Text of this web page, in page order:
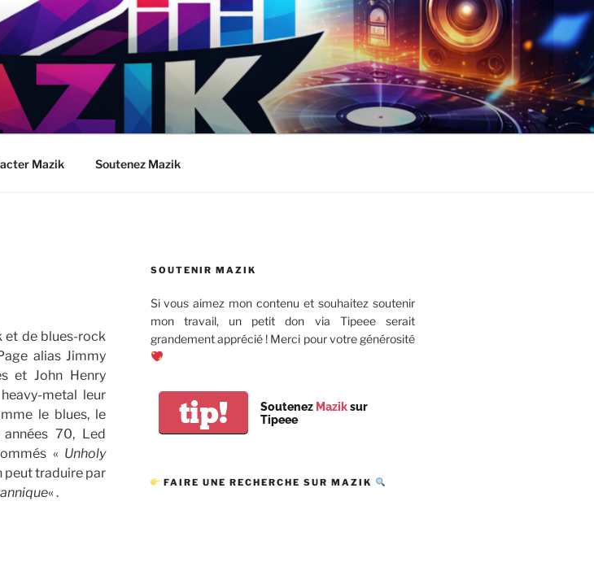
Mazik Soutenez Mazik
et de blues-rock
alias Jimmy
et John Henry
metal leur
le blues, le
70, Led
« Unholy
peut traduire par
« .
SOUTENIR MAZIK
Si vous aimez mon contenu et souhaitez soutenir
mon travail, un petit don via Tipeee serait
grandement apprécié ! Merci pour votre générosité
tip! Soutenez Maziksur
Tipeee
FAIRE UNE RECHERCHE SUR MAZIK